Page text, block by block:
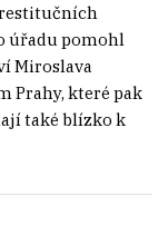
úřadu pomohl
Miroslava
Prahy, které pak
také blízko k